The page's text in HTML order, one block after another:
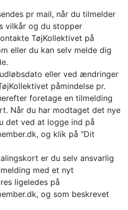
pr mail, når du tilmelder
vilkår og du stopper
TøjKollektivet på
eller du kan selv melde dig
eller ved ændringer
påmindelse pr.
foretage en tilmelding
Når du har modtaget det nye
det ved at logge ind på
og klik på "Dit
er du selv ansvarlig
med et nyt
ligeledes på
og som beskrevet